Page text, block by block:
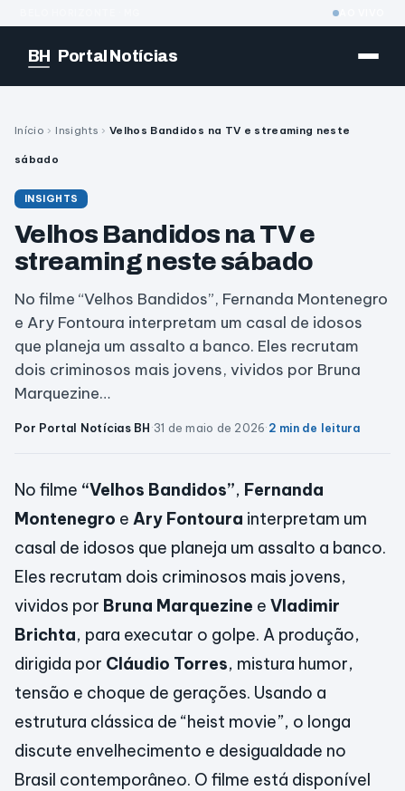
BH Portal Notícias
Início › Insights › Velhos Bandidos na TV e streaming neste
sábado
INSIGHTS
Velhos Bandidos na TV e
streaming neste sábado
No filme “Velhos Bandidos”, Fernanda Montenegro
e Ary Fontoura interpretam um casal de idosos
que planeja um assalto a banco. Eles recrutam
dois criminosos mais jovens, vividos por Bruna
Marquezine…
Por Portal Notícias BH·31 de maio de 2026·2 min de leitura
No filme “Velhos Bandidos”, Fernanda
Montenegro e Ary Fontoura interpretam um
casal de idosos que planeja um assalto a banco.
Eles recrutam dois criminosos mais jovens,
vividos por Bruna Marquezine e Vladimir
Brichta, para executar o golpe. A produção,
dirigida por Cláudio Torres, mistura humor,
tensão e choque de gerações. Usando a
estrutura clássica de “heist movie”, o longa
discute envelhecimento e desigualdade no
Brasil contemporâneo. O filme está disponível